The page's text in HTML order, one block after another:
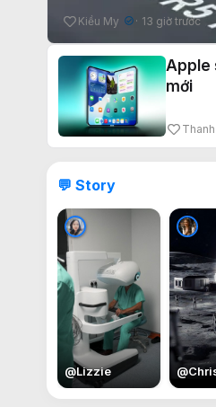
Kiều My ✔ 13 giờ trước
Apple
mới
💬 Story
@Lizzie @